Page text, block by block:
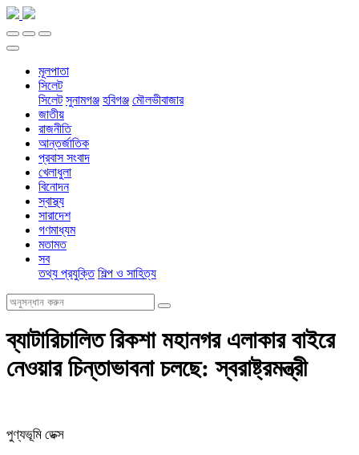
মূলপাতা
সিলেট
সিলেট সুনামগঞ্জ হবিগঞ্জ মৌলভীবাজার
জাতীয়
রাজনীতি
আন্তর্জাতিক
প্রবাস সংবাদ
খেলাধুলা
বিনোদন
স্বাস্থ্য
সারাদেশ
গণমাধ্যম
মতামত
সব
তথ্য প্রযুক্তি শিল্প ও সাহিত্য
ব্যাটারিচালিত রিকশা মহানগর এলাকার বাইরে
নেওয়ার চিন্তাভাবনা চলছে: স্বরাষ্ট্রমন্ত্রী
পুণ্যভূমি ডেক্স